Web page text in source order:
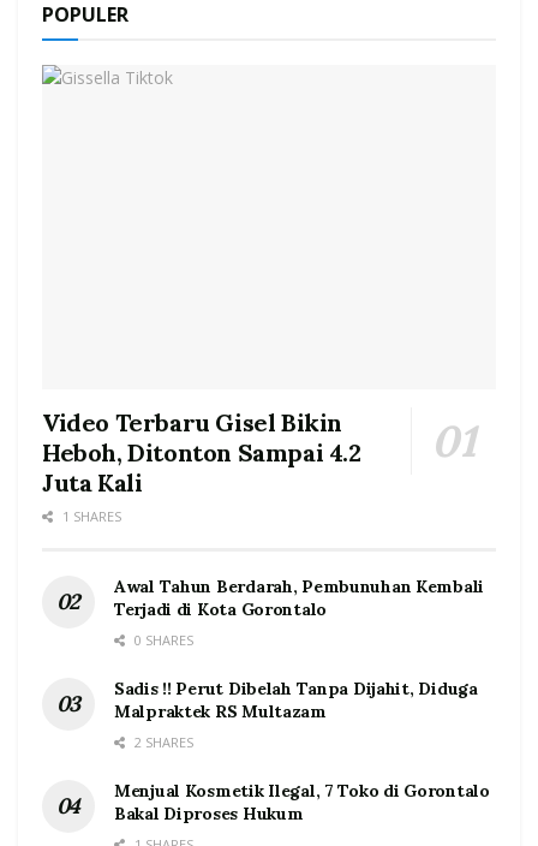
POPULER
Video Terbaru Gisel Bikin
Heboh, Ditonton Sampai 4.2
Juta Kali
1 SHARES
Awal Tahun Berdarah, Pembunuhan Kembali
Terjadi di Kota Gorontalo
0 SHARES
Sadis !! Perut Dibelah Tanpa Dijahit, Diduga
Malpraktek RS Multazam
2 SHARES
Menjual Kosmetik Ilegal, 7 Toko di Gorontalo
Bakal Diproses Hukum